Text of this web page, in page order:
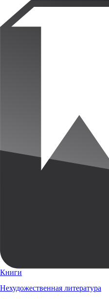
Книги
Нехудожественная литература